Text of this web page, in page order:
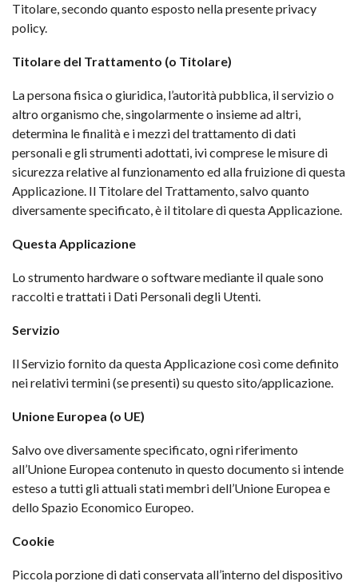
Titolare, secondo quanto esposto nella presente privacy
policy.
Titolare del Trattamento (o Titolare)
La persona fisica o giuridica, l’autorità pubblica, il servizio o
altro organismo che, singolarmente o insieme ad altri,
determina le finalità e i mezzi del trattamento di dati
personali e gli strumenti adottati, ivi comprese le misure di
sicurezza relative al funzionamento ed alla fruizione di questa
Applicazione. Il Titolare del Trattamento, salvo quanto
diversamente specificato, è il titolare di questa Applicazione.
Questa Applicazione
Lo strumento hardware o software mediante il quale sono
raccolti e trattati i Dati Personali degli Utenti.
Servizio
Il Servizio fornito da questa Applicazione così come definito
nei relativi termini (se presenti) su questo sito/applicazione.
Unione Europea (o UE)
Salvo ove diversamente specificato, ogni riferimento
all’Unione Europea contenuto in questo documento si intende
esteso a tutti gli attuali stati membri dell’Unione Europea e
dello Spazio Economico Europeo.
Cookie
Piccola porzione di dati conservata all’interno del dispositivo